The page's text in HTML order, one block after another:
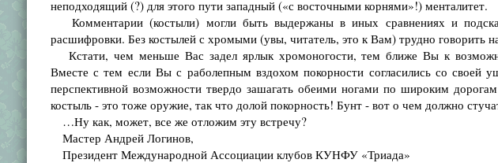
неподходящий (?) для этого пути западный («с восточными корнями»!) менталитет.
Комментарии (костыли) могли быть выдержаны в иных сравнениях и
расшифровки. Без костылей с хромыми (увы, читатель, это к Вам) трудно говорить
Кстати, чем меньше Вас задел ярлык хромоногости, тем ближе Вы к
Вместе с тем если Вы с раболепным вздохом покорности согласились со своей
перспективной возможности твердо зашагать обеими ногами по широким
костыль - это тоже оружие, так что долой покорность! Бунт - вот о чем должно
…Ну как, может, все же отложим эту встречу?
Мастер Андрей Логинов,
Президент Международной Ассоциации клубов КУНФУ «Триада»